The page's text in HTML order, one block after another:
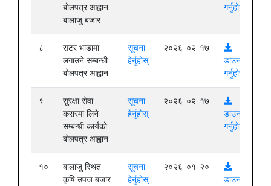
बोलपत्र आह्वान
बालाजु बजार
गर्नुहोस्
८
सटर भाडामा
लगाउने सम्बन्धी
बोलपत्र आह्वान
सूचना
हेर्नुहोस्
२०२६-०२-१७
डाउनलोड
गर्नुहोस्
९
सुरक्षा सेवा
करारमा लिने
सम्बन्धी कार्यको
बोलपत्र आह्वान
सूचना
हेर्नुहोस्
२०२६-०२-१७
डाउनलोड
गर्नुहोस्
१०
बालाजु स्थित
कृषि उपज बजार
सूचना
हेर्नुहोस्
२०२६-०१-२०
डाउनलोड